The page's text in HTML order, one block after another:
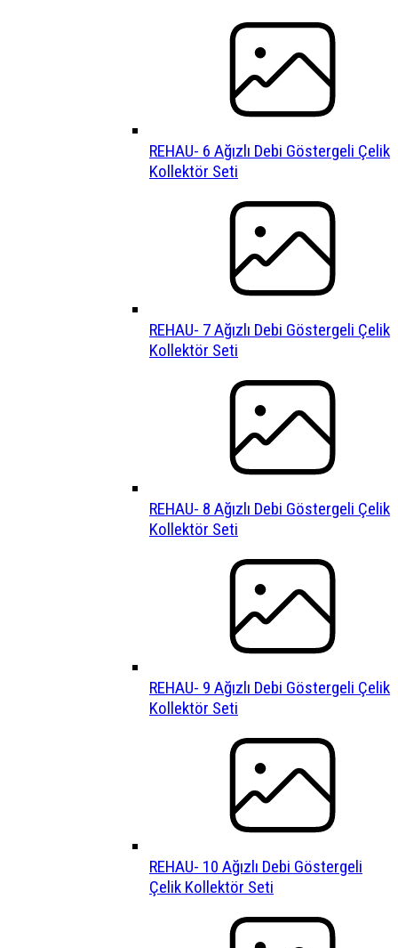
REHAU- 6 Ağızlı Debi Göstergeli Çelik
Kollektör Seti
REHAU- 7 Ağızlı Debi Göstergeli Çelik
Kollektör Seti
REHAU- 8 Ağızlı Debi Göstergeli Çelik
Kollektör Seti
REHAU- 9 Ağızlı Debi Göstergeli Çelik
Kollektör Seti
REHAU- 10 Ağızlı Debi Göstergeli
Çelik Kollektör Seti